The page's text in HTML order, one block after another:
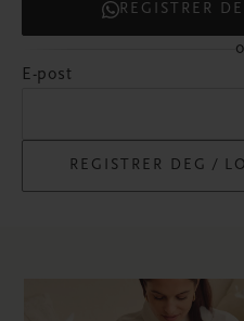
REGISTRER
E-post
REGISTRER DEG ⁄